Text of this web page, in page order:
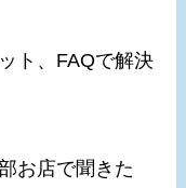
ト、FAQで解決
お店で聞きた